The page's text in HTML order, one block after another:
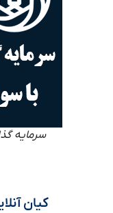
سرمایه گذاری
کیان